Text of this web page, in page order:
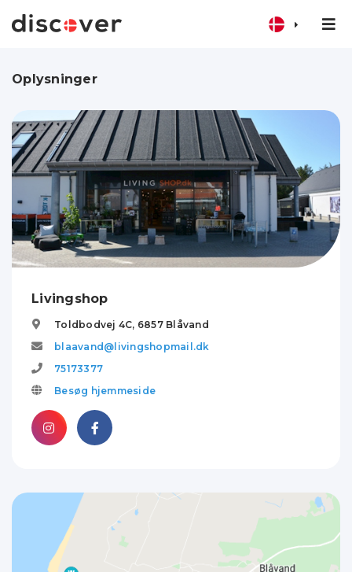
Oplysninger
Livingshop
Toldbodvej 4C, 6857 Blåvand
blaavand@livingshopmail.dk
75173377
Besøg hjemmeside